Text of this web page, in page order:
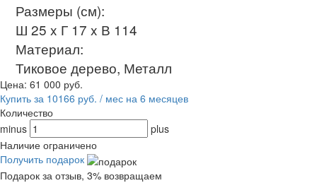
Размеры (см):
Ш 25 x Г 17 x В 114
Материал:
Тиковое дерево, Металл
Цена: 61 000 руб.
Купить за 10166 руб. / мес на 6 месяцев
Количество
minus
plus
Наличие ограничено
Получить подарок
Подарок за отзыв, 3% возвращаем